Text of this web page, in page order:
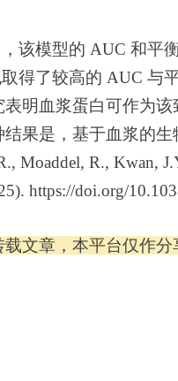
该模型的 AUC 和平
得了较高的 AUC 与
明血浆蛋白可作为
果是，基于血浆的
Moaddel, R., Kwan,
https://doi.org/
载文章，本平台仅作